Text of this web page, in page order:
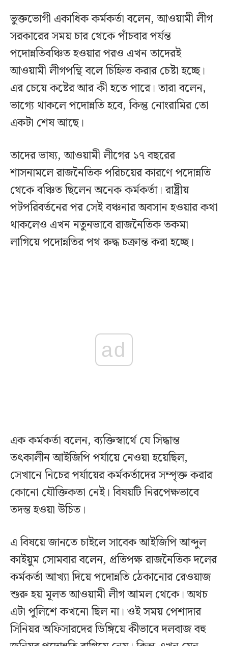
ভুক্তভোগী একাধিক কর্মকর্তা বলেন, আওয়ামী লীগ
সরকারের সময় চার থেকে পাঁচবার পর্যন্ত
পদোন্নতিবঞ্চিত হওয়ার পরও এখন তাদেরই
আওয়ামী লীগপন্থি বলে চিহ্নিত করার চেষ্টা হচ্ছে।
এর চেয়ে কষ্টের আর কী হতে পারে। তারা বলেন,
ভাগ্যে থাকলে পদোন্নতি হবে, কিন্তু নোংরামির তো
একটা শেষ আছে।
তাদের ভাষ্য, আওয়ামী লীগের ১৭ বছরের
শাসনামলে রাজনৈতিক পরিচয়ের কারণে পদোন্নতি
থেকে বঞ্চিত ছিলেন অনেক কর্মকর্তা। রাষ্ট্রীয়
পটপরিবর্তনের পর সেই বঞ্চনার অবসান হওয়ার কথা
থাকলেও এখন নতুনভাবে রাজনৈতিক তকমা
লাগিয়ে পদোন্নতির পথ রুদ্ধ চক্রান্ত করা হচ্ছে।
ad
এক কর্মকর্তা বলেন, ব্যক্তিস্বার্থে যে সিদ্ধান্ত
তৎকালীন আইজিপি পর্যায়ে নেওয়া হয়েছিল,
সেখানে নিচের পর্যায়ের কর্মকর্তাদের সম্পৃক্ত করার
কোনো যৌক্তিকতা নেই। বিষয়টি নিরপেক্ষভাবে
তদন্ত হওয়া উচিত।
এ বিষয়ে জানতে চাইলে সাবেক আইজিপি আব্দুল
কাইয়ুম সোমবার বলেন, প্রতিপক্ষ রাজনৈতিক দলের
কর্মকর্তা আখ্যা দিয়ে পদোন্নতি ঠেকানোর রেওয়াজ
শুরু হয় মূলত আওয়ামী লীগ আমল থেকে। অথচ
এটা পুলিশে কখনো ছিল না। ওই সময় পেশাদার
সিনিয়র অফিসারদের ডিঙ্গিয়ে কীভাবে দলবাজ বহু